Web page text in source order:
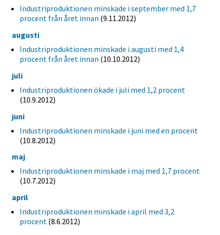
Industriproduktionen minskade i september med 1,7
procent från året innan (9.11.2012)
augusti
Industriproduktionen minskade i augusti med 1,4
procent från året innan (10.10.2012)
juli
Industriproduktionen ökade i juli med 1,2 procent
(10.9.2012)
juni
Industriproduktionen minskade i juni med en procent
(10.8.2012)
maj
Industriproduktionen minskade i maj med 1,7 procent
(10.7.2012)
april
Industriproduktionen minskade i april med 3,2
procent (8.6.2012)